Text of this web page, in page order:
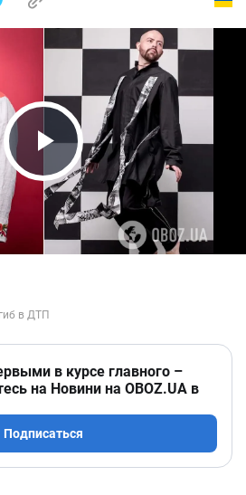
Play Video
в курсе главного –
на Новини на OBOZ.UA в
Подписаться